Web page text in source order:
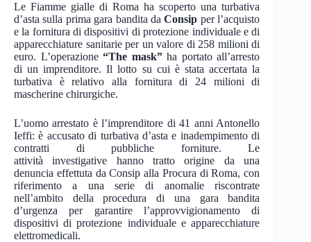
Le Fiamme gialle di Roma ha scoperto una turbativa
d’asta sulla prima gara bandita daConsip per l’acquisto
e la fornitura di dispositivi di protezione individuale e di
apparecchiature sanitarie per un valore di 258 milioni di
euro. L’operazione“The mask”ha portato all’arresto
di un imprenditore. Il lotto su cui è stata accertata la
turbativa è relativo alla fornitura di 24 milioni di
mascherine chirurgiche.
L’uomo arrestato è l’imprenditore di 41 anni Antonello
Ieffi: è accusato di turbativa d’asta e inadempimento di
contratti di pubbliche forniture. Le
attività investigative hanno tratto origine da una
denuncia effettuta da Consip alla Procura di Roma, con
riferimento a una serie di anomalie riscontrate
nell’ambito della procedura di una gara bandita
d’urgenza per garantire l’approvvigionamento di
dispositivi di protezione individuale e apparecchiature
elettromedicali.